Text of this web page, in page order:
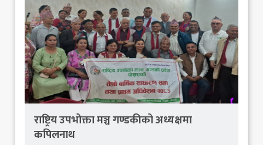
राष्ट्रिय उपभोक्ता मञ्च गण्डकीको अध्यक्षमा
कपिलनाथ